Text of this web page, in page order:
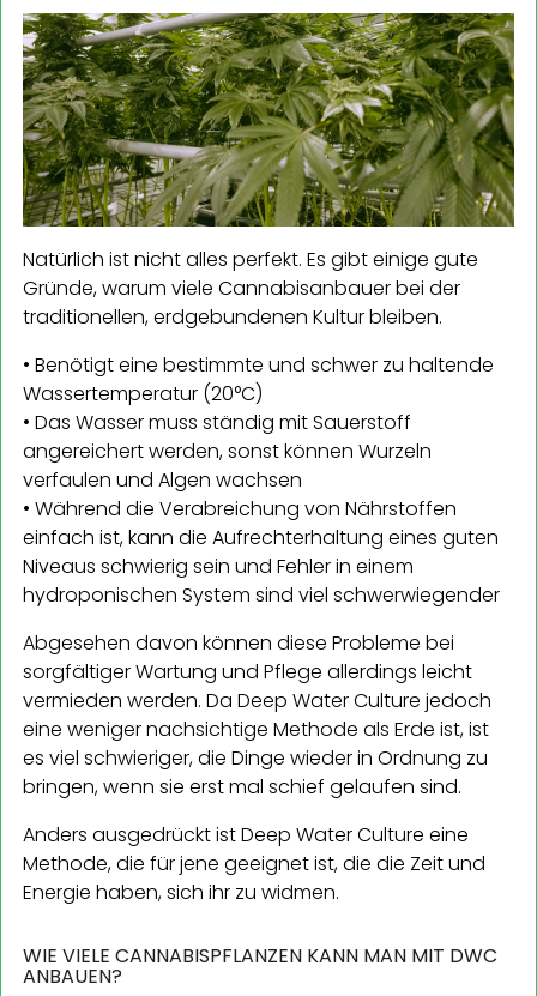
Natürlich ist nicht alles perfekt. Es gibt einige gute
Gründe, warum viele Cannabisanbauer bei der
traditionellen, erdgebundenen Kultur bleiben.
• Benötigt eine bestimmte und schwer zu haltende
Wassertemperatur (20°C)
• Das Wasser muss ständig mit Sauerstoff
angereichert werden, sonst können Wurzeln
verfaulen und Algen wachsen
• Während die Verabreichung von Nährstoffen
einfach ist, kann die Aufrechterhaltung eines guten
Niveaus schwierig sein und Fehler in einem
hydroponischen System sind viel schwerwiegender
Abgesehen davon können diese Probleme bei
sorgfältiger Wartung und Pflege allerdings leicht
vermieden werden. Da Deep Water Culture jedoch
eine weniger nachsichtige Methode als Erde ist, ist
es viel schwieriger, die Dinge wieder in Ordnung zu
bringen, wenn sie erst mal schief gelaufen sind.
Anders ausgedrückt ist Deep Water Culture eine
Methode, die für jene geeignet ist, die die Zeit und
Energie haben, sich ihr zu widmen.
WIE VIELE CANNABISPFLANZEN KANN MAN MIT DWC
ANBAUEN?